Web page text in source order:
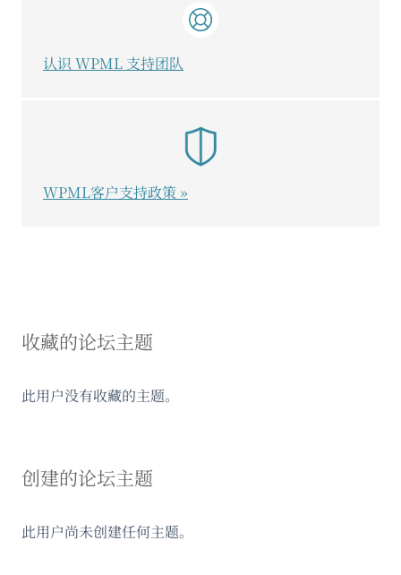
收藏的论坛主题
此用户没有收藏的主题。
创建的论坛主题
此用户尚未创建任何主题。
认识 WPML 支持团队
WPML客户支持政策 »